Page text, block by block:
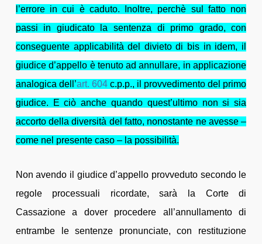
l’errore in cui è caduto. Inoltre, perchè sul fatto non
passi in giudicato la sentenza di primo grado, con
conseguente applicabilità del divieto di bis in idem, il
giudice d’appello è tenuto ad annullare, in applicazione
analogica dell’art. 604c.p.p., il provvedimento del primo
giudice. E ciò anche quando quest’ultimo non si sia
accorto della diversità del fatto, nonostante ne avesse –
come nel presente caso – la possibilità.
Non avendo il giudice d’appello provveduto secondo le
regole processuali ricordate, sarà la Corte di
Cassazione a dover procedere all’annullamento di
entrambe le sentenze pronunciate, con restituzione